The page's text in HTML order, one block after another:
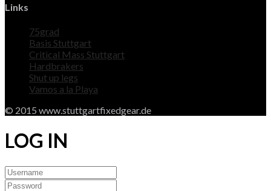
Links
75grad
Basis Stuttgart
Critical Mass Stuttgart
Hardbrakers
Shut up legs
Vamos a la Playa
© 2015 www.stuttgartfixedgear.de
LOG IN